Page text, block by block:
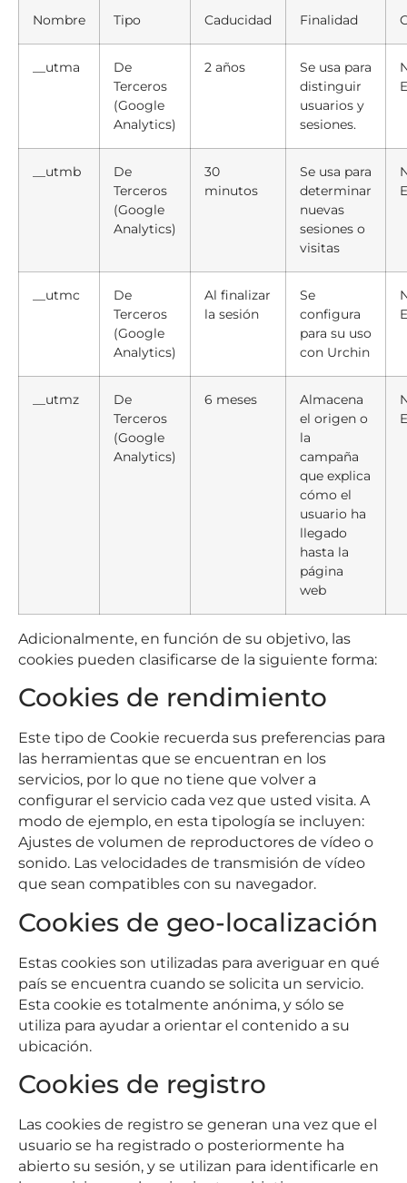
Nombre Tipo Caducidad Finalidad
__utma
De
Terceros
(Google
Analytics)
2 años
Se usa para
distinguir
usuarios y
sesiones.
__utmb
De
Terceros
(Google
Analytics)
30
minutos
Se usa para
determinar
nuevas
sesiones o
visitas
__utmc
De
Terceros
(Google
Analytics)
Al finalizar
la sesión
Se
configura
para su uso
con Urchin
__utmz
De
Terceros
(Google
Analytics)
6 meses
Almacena
el origen o
la
campaña
que explica
cómo el
usuario ha
llegado
hasta la
página
web
Adicionalmente, en función de su objetivo, las
cookies pueden clasificarse de la siguiente forma:
Cookies de rendimiento
Este tipo de Cookie recuerda sus preferencias para
las herramientas que se encuentran en los
servicios, por lo que no tiene que volver a
configurar el servicio cada vez que usted visita. A
modo de ejemplo, en esta tipología se incluyen:
Ajustes de volumen de reproductores de vídeo o
sonido. Las velocidades de transmisión de vídeo
que sean compatibles con su navegador.
Cookies de geo-localización
Estas cookies son utilizadas para averiguar en qué
país se encuentra cuando se solicita un servicio.
Esta cookie es totalmente anónima, y sólo se
utiliza para ayudar a orientar el contenido a su
ubicación.
Cookies de registro
Las cookies de registro se generan una vez que el
usuario se ha registrado o posteriormente ha
abierto su sesión, y se utilizan para identificarle en